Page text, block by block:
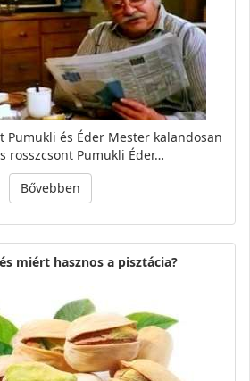
Pumukli és Éder Mester kalandosan
rosszcsont Pumukli Éder…
Bővebben
miért hasznos a pisztácia?